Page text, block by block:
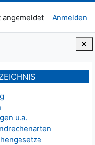
angemeldet Anmelden
u.a.